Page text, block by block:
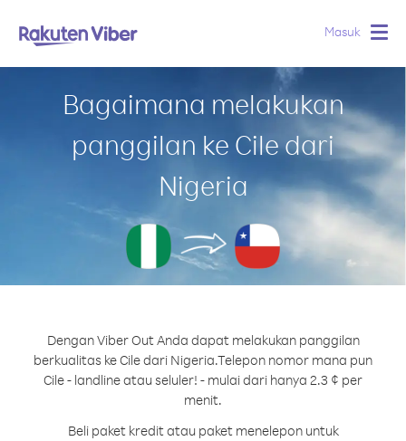
Masuk
Bagaimana melakukan
panggilan ke Cile dari
Nigeria
Dengan Viber Out Anda dapat melakukan panggilan
berkualitas ke Cile dari Nigeria.Telepon nomor mana pun
Cile - landline atau seluler! - mulai dari hanya 2.3 ¢ per
menit.
Beli paket kredit atau paket menelepon untuk